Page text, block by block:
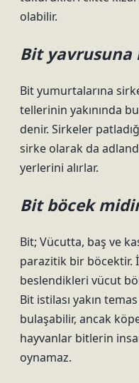
olabilir.
Bit yavrusuna
Bit yumurtalarına
tellerinin yakınında
denir. Sirkeler
sirke olarak da
yerlerini alırlar.
Bit böcek
Bit; Vücutta, baş ve
parazitik bir böcektir.
beslendikleri vücut
Bit istilası yakın
bulaşabilir, ancak
hayvanlar bitlerin
oynamaz.